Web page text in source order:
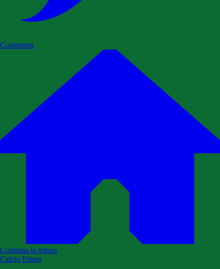
Commenta
Continua la lettura
Calcio Estero